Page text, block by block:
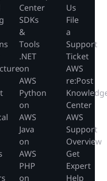
Center
SDKs
&
Tools
.NET
on
AWS
Python
on
AWS
Java
on
AWS
PHP
on
Us
File
a
Support
Ticket
AWS
re:Post
Center
AWS
Support
Overview
Get
Expert
Help